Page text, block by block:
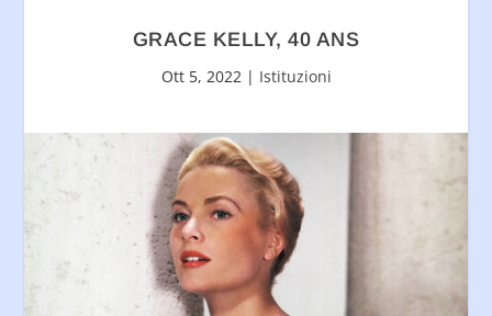
GRACE KELLY, 40 ANS
Ott 5, 2022| Istituzioni